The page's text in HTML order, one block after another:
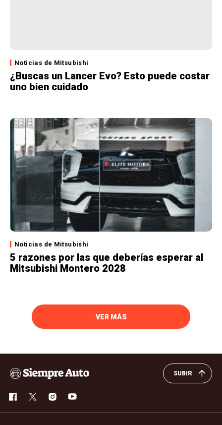
Noticias de Mitsubishi
¿Buscas un Lancer Evo? Esto puede costar
uno bien cuidado
Noticias de Mitsubishi
5 razones por las que deberías esperar al
Mitsubishi Montero 2028
VER MÁS
SUBIR